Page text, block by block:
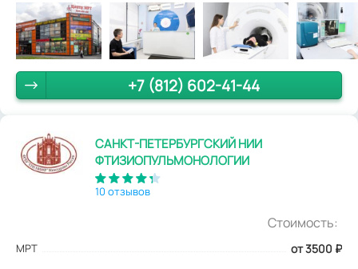
+7 (812) 602-41-44
САНКТ-ПЕТЕРБУРГСКИЙ НИИ
ФТИЗИОПУЛЬМОНОЛОГИИ
10 отзывов
Стоимость:
МРТ от 3500 ₽